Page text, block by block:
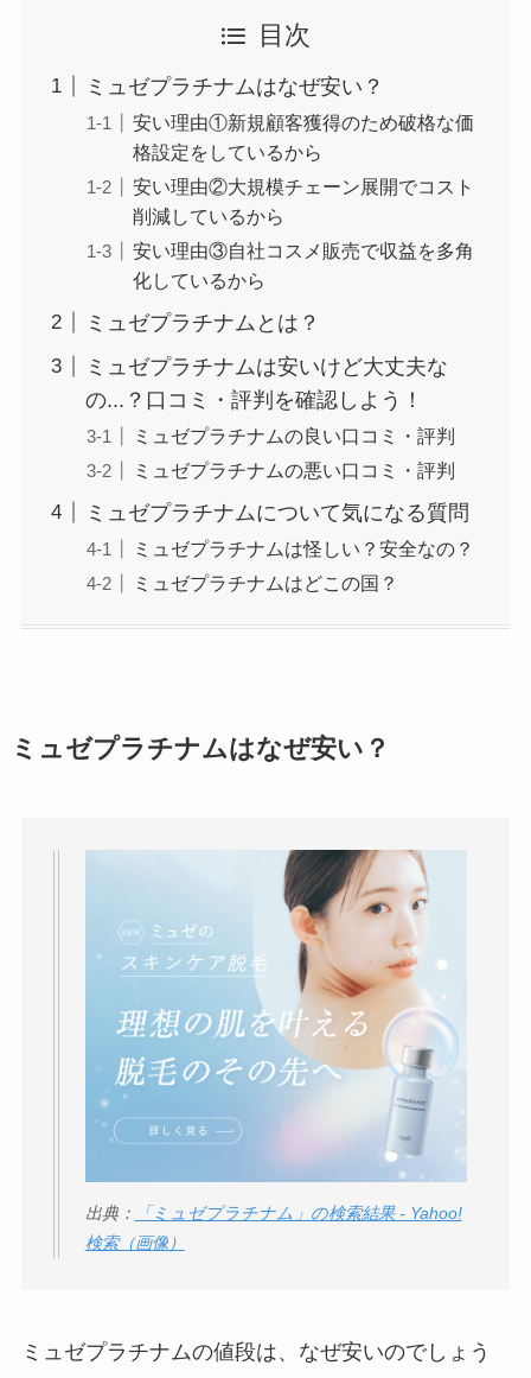
目次
ミュゼプラチナムはなぜ安い？
安い理由①新規顧客獲得のため破格な価
格設定をしているから
安い理由②大規模チェーン展開でコスト
削減しているから
安い理由③自社コスメ販売で収益を多角
化しているから
ミュゼプラチナムとは？
ミュゼプラチナムは安いけど大丈夫な
の...？口コミ・評判を確認しよう！
ミュゼプラチナムの良い口コミ・評判
ミュゼプラチナムの悪い口コミ・評判
ミュゼプラチナムについて気になる質問
ミュゼプラチナムは怪しい？安全なの？
ミュゼプラチナムはどこの国？
ミュゼプラチナムはなぜ安い？
出典：
「ミュゼプラチナム」の検索結果 - Yahoo!
検索（画像）
ミュゼプラチナムの値段は、なぜ安いのでしょう